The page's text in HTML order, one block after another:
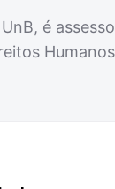
é
Humanos